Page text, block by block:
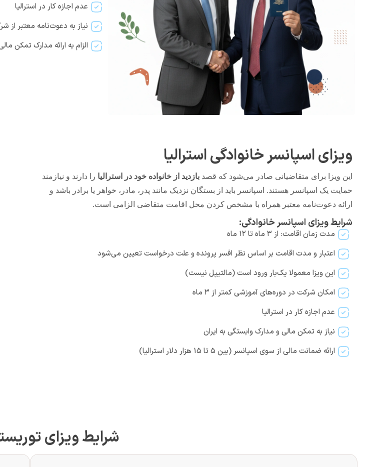
عدم اجازه کار در استرالیا
نیاز به دعوت‌نامه معتبر از
الزام به ارائه مدارک تمکن
ویزای اسپانسر خانوادگی استرالیا
این ویزا برای متقاضیانی صادر می‌شود که قصد بازدید از خانواده خود در استرالیا را دارند و نیازمند
حمایت یک اسپانسر هستند. اسپانسر باید از بستگان نزدیک مانند پدر، مادر، خواهر یا برادر باشد و
ارائه دعوت‌نامه معتبر همراه با مشخص کردن محل اقامت متقاضی الزامی است.
شرایط ویزای اسپانسر خانوادگی:
مدت زمان اقامت: از ۳ ماه تا ۱۲ ماه
اعتبار و مدت اقامت بر اساس نظر افسر پرونده و علت درخواست تعیین می‌شود
این ویزا معمولا یک‌بار ورود است (مالتیپل نیست)
امکان شرکت در دوره‌های آموزشی کمتر از ۳ ماه
عدم اجازه کار در استرالیا
نیاز به تمکن مالی و مدارک وابستگی به ایران
ارائه ضمانت مالی از سوی اسپانسر (بین ۵ تا ۱۵ هزار دلار استرالیا)
شرایط ویزای